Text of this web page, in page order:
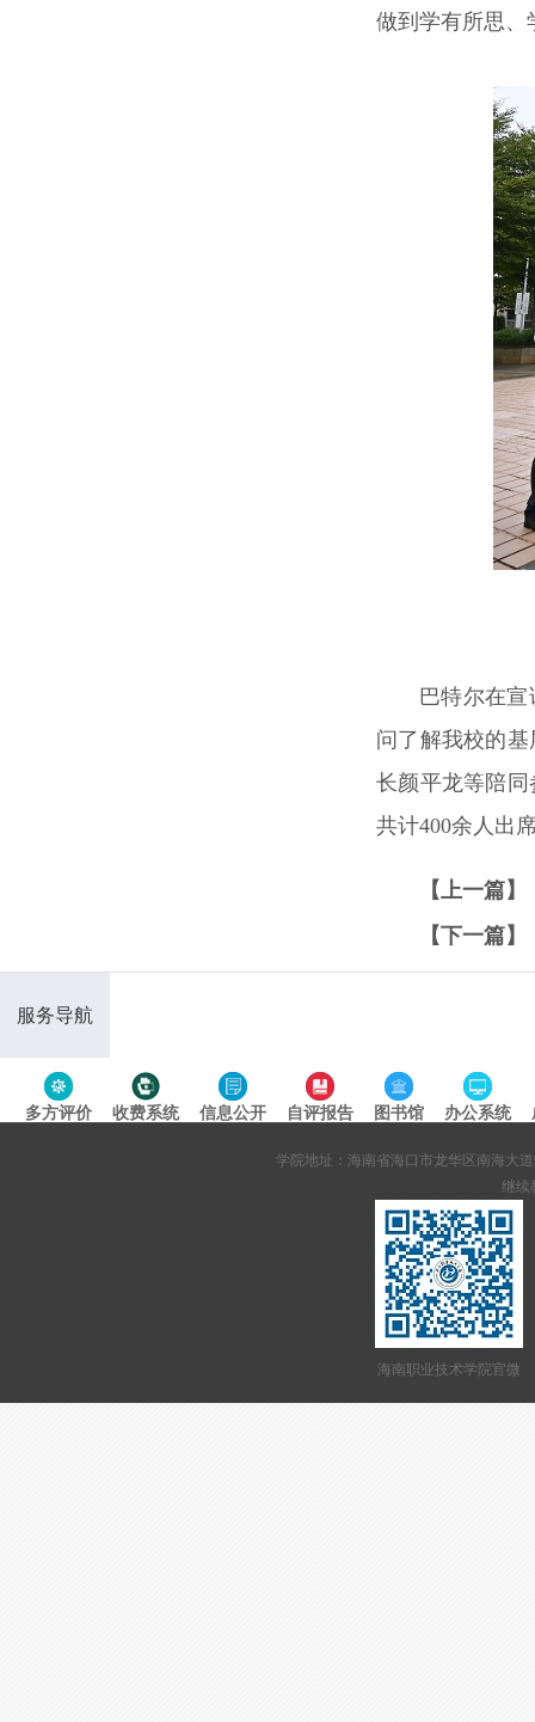
做到学有所思、
巴特尔在
问了解我校的
长颜平龙等陪
共计400余人出
【上一篇】
【下一篇】
服务导航
多方评价 收费系统 信息公开 自评报告 图书馆 办公系统
学院地址：海南省海口市龙华区南海大道
继续
海南职业技术学院官微